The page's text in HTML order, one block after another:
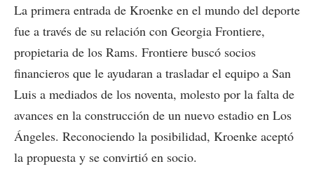
La primera entrada de Kroenke en el mundo del deporte
fue a través de su relación con Georgia Frontiere,
propietaria de los Rams. Frontiere buscó socios
financieros que le ayudaran a trasladar el equipo a San
Luis a mediados de los noventa, molesto por la falta de
avances en la construcción de un nuevo estadio en Los
Ángeles. Reconociendo la posibilidad, Kroenke aceptó
la propuesta y se convirtió en socio.